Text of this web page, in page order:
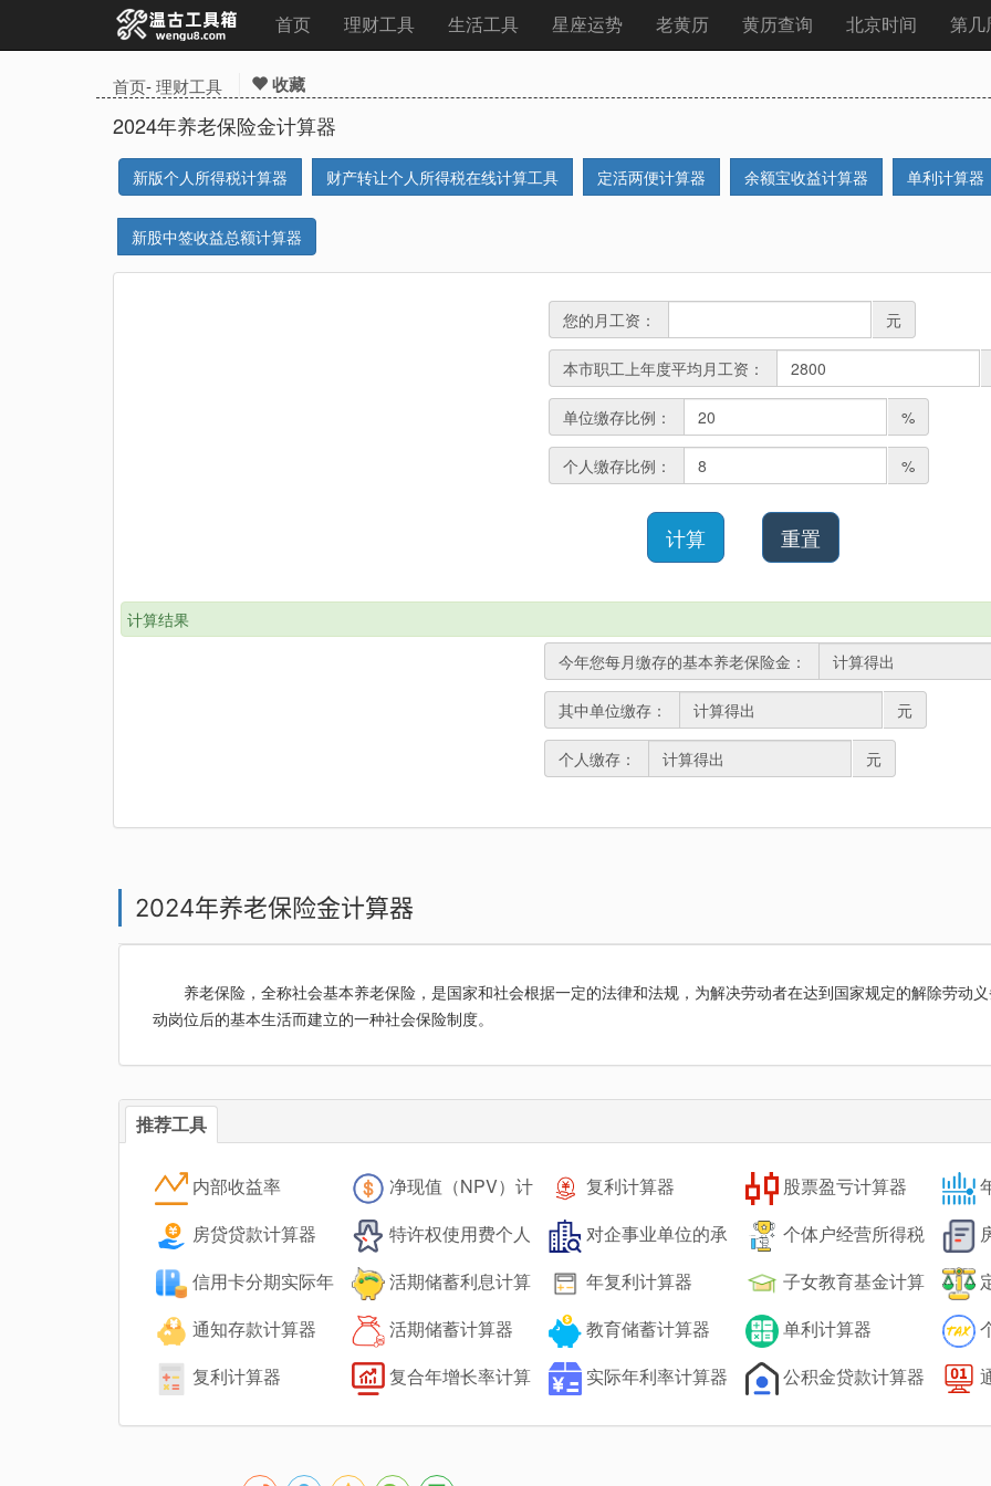
首页 理财工具 生活工具 星座运势 老黄历 黄历查询 北京时间 第几
首页-理财工具 收藏
2024年养老保险金计算器
新版个人所得税计算器 财产转让个人所得税在线计算工具 定活两便计算器 余额宝收益计算器 单利计算器
新股中签收益总额计算器
您的月工资： 元
本市职工上年度平均月工资：
单位缴存比例： %
个人缴存比例： %
计算 重置
计算结果
今年您每月缴存的基本养老保险金：
其中单位缴存： 元
个人缴存： 元
2024年养老保险金计算器
养老保险，全称社会基本养老保险，是国家和社会根据一定的法律和法规，为解决劳动者在达到国家规定的解除劳动
动岗位后的基本生活而建立的一种社会保险制度。
推荐工具
内部收益率
（IRR）计算器
净现值（NPV）计
算器
复利计算器 股票盈亏计算器
房贷贷款计算器
特许权使用费个人
所得税计算器
对企事业单位的承
器
个体户经营所得税
信用卡分期实际年
化利率计算器
活期储蓄利息计算
器
年复利计算器
子女教育基金计算
器
器
通知存款计算器 活期储蓄计算器 教育储蓄计算器 单利计算器
复利计算器
复合年增长率计算
实际年利率计算器 公积金贷款计算器